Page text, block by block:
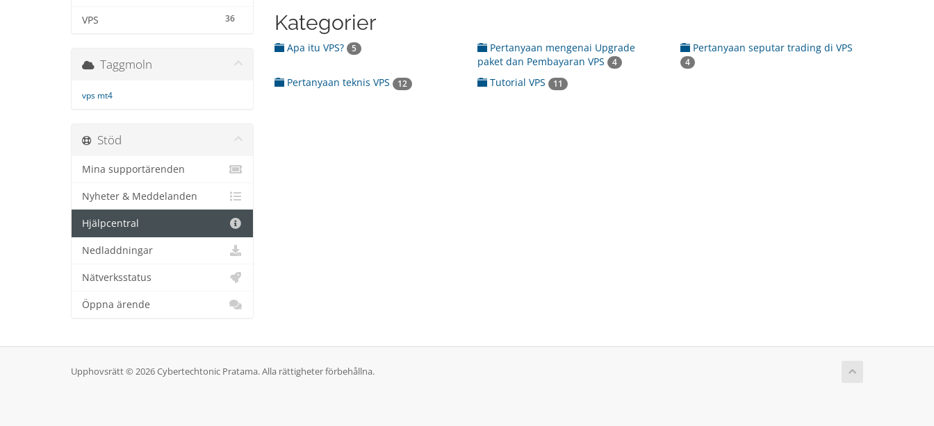
36
VPS Kategorier
Apa itu VPS? 5
Pertanyaan mengenai Upgrade
paket dan Pembayaran VPS
4
Pertanyaan seputar trading di VPS
4
Pertanyaan teknis VPS 12 Tutorial VPS 11
Taggmoln
vps mt4
Stöd
Mina supportärenden
Nyheter & Meddelanden
Hjälpcentral
Nedladdningar
Nätverksstatus
Öppna ärende
Upphovsrätt © 2026 Cybertechtonic Pratama. Alla rättigheter förbehållna.